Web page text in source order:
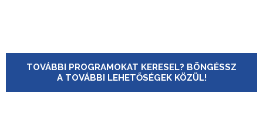
TOVÁBBI PROGRAMOKAT KERESEL? BÖNGÉSSZ
A TOVÁBBI LEHETŐSÉGEK KÖZÜL!